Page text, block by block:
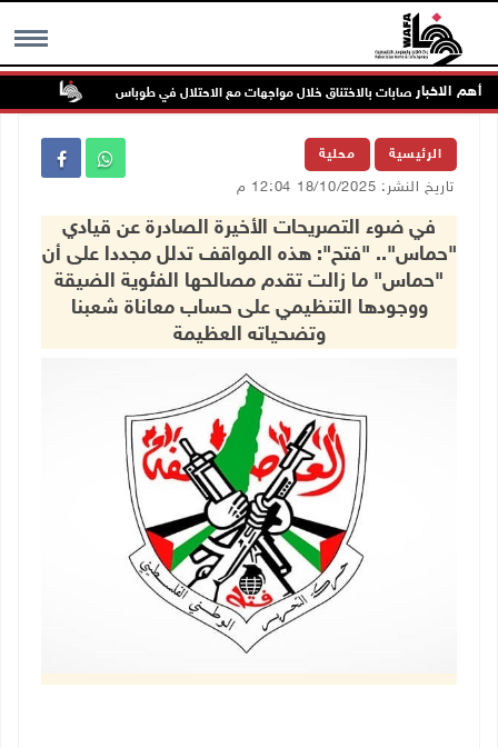
MENU أهم الاخبارإصابات بالاختناق خلال مواجهات مع الاحتلال في طوباس
الرئيسية محلية
تاريخ النشر: 18/10/2025 12:04 م
في ضوء التصريحات الأخيرة الصادرة عن قيادي
"حماس".. "فتح": هذه المواقف تدلل مجددا على أن
"حماس" ما زالت تقدم مصالحها الفئوية الضيقة
ووجودها التنظيمي على حساب معاناة شعبنا
وتضحياته العظيمة